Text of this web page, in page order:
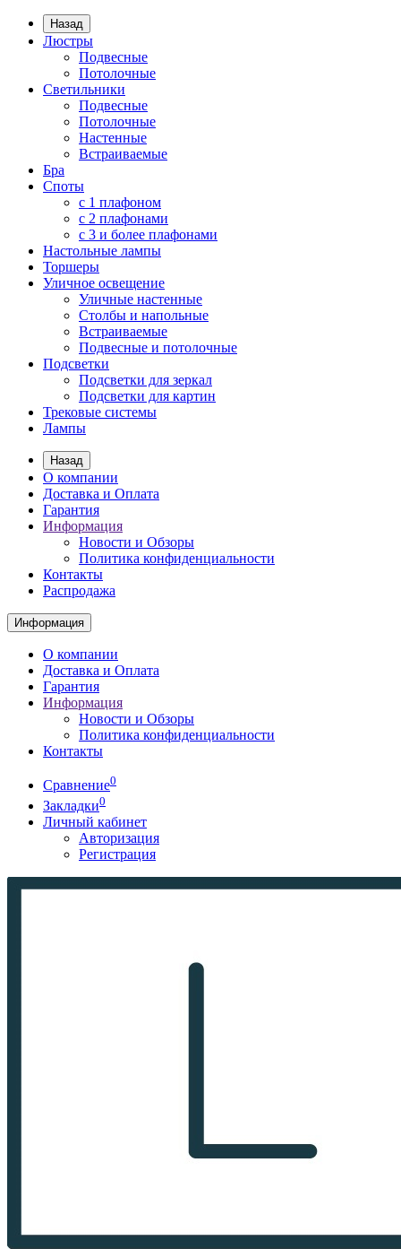
Назад
Люстры
Подвесные
Потолочные
Светильники
Подвесные
Потолочные
Настенные
Встраиваемые
Бра
Споты
с 1 плафоном
с 2 плафонами
с 3 и более плафонами
Настольные лампы
Торшеры
Уличное освещение
Уличные настенные
Столбы и напольные
Встраиваемые
Подвесные и потолочные
Подсветки
Подсветки для зеркал
Подсветки для картин
Трековые системы
Лампы
Назад
О компании
Доставка и Оплата
Гарантия
Информация
Новости и Обзоры
Политика конфиденциальности
Контакты
Распродажа
Информация
О компании
Доставка и Оплата
Гарантия
Информация
Новости и Обзоры
Политика конфиденциальности
Контакты
Сравнение0
Закладки0
Личный кабинет
Авторизация
Регистрация